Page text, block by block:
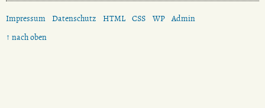
Impressum Datenschutz HTML CSS WP Admin
↑ nach oben